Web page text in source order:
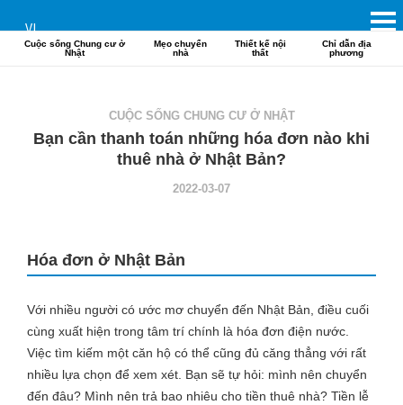
Cuộc sống Chung cư ở
Nhật
Mẹo chuyển
nhà
Thiết kế nội
thất
Chỉ dẫn địa
phương
VI
CUỘC SỐNG CHUNG CƯ Ở NHẬT
Bạn cần thanh toán những hóa đơn nào khi
thuê nhà ở Nhật Bản?
2022-03-07
Hóa đơn ở Nhật Bản
Với nhiều người có ước mơ chuyển đến Nhật Bản, điều cuối
cùng xuất hiện trong tâm trí chính là hóa đơn điện nước.
Việc tìm kiếm một căn hộ có thể cũng đủ căng thẳng với rất
nhiều lựa chọn để xem xét. Bạn sẽ tự hỏi: mình nên chuyển
đến đâu? Mình nên trả bao nhiêu cho tiền thuê nhà? Tiền lễ